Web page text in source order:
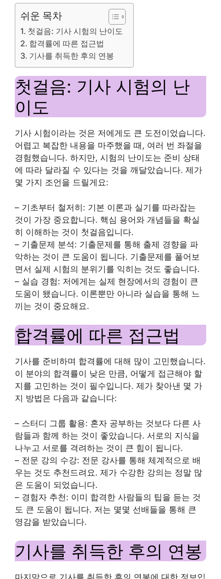
쉬운 목차
첫걸음: 기사 시험의 난이도
합격률에 따른 접근법
기사를 취득한 후의 연봉
첫걸음: 기사 시험의 난
이도
기사 시험이라는 것은 저에게도 큰 도전이었습니다.
어렵고 복잡한 내용을 마주했을 때, 여러 번 좌절을
경험했습니다. 하지만, 시험의 난이도는 준비 상태
에 따라 달라질 수 있다는 것을 깨달았습니다. 제가
몇 가지 조언을 드릴게요:
– 기초부터 철저히: 기본 이론과 실기를 따라잡는
것이 가장 중요합니다. 핵심 용어와 개념들을 확실
히 이해하는 것이 첫걸음입니다.
– 기출문제 분석: 기출문제를 통해 출제 경향을 파
악하는 것이 큰 도움이 됩니다. 기출문제를 풀어보
면서 실제 시험의 분위기를 익히는 것도 좋습니다.
– 실습 경험: 저에게는 실제 현장에서의 경험이 큰
도움이 됐습니다. 이론뿐만 아니라 실습을 통해 느
끼는 것이 중요해요.
합격률에 따른 접근법
기사를 준비하며 합격률에 대해 많이 고민했습니다.
이 분야의 합격률이 낮은 만큼, 어떻게 접근해야 할
지를 고민하는 것이 필수입니다. 제가 찾아낸 몇 가
지 방법은 다음과 같습니다:
– 스터디 그룹 활용: 혼자 공부하는 것보다 다른 사
람들과 함께 하는 것이 좋았습니다. 서로의 지식을
나누고 서로를 격려하는 것이 큰 힘이 됩니다.
– 전문 강의 수강: 전문 강사를 통해 체계적으로 배
우는 것도 추천드려요. 제가 수강한 강의는 정말 많
은 도움이 되었습니다.
– 경험자 추천: 이미 합격한 사람들의 팁을 듣는 것
도 큰 도움이 됩니다. 저는 몇몇 선배들을 통해 큰
영감을 받았습니다.
기사를 취득한 후의 연봉
마지막으로 기사를 취득한 후의 연봉에 대한 정보입